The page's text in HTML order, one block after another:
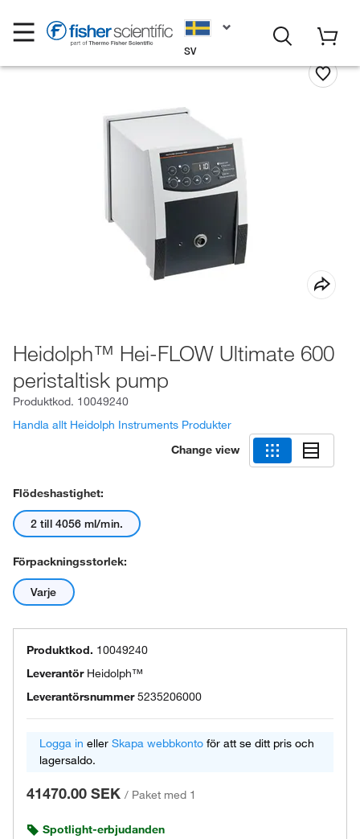
SV
Heidolph™ Hei-FLOW Ultimate 600
peristaltisk pump
Produktkod. 10049240
Handla allt Heidolph Instruments Produkter
Change view
Flödeshastighet:
2 till 4056 ml/min.
Förpackningsstorlek:
Varje
Produktkod. 10049240
Leverantör Heidolph™
Leverantörsnummer 5235206000
Logga in eller Skapa webbkonto för att se ditt pris och
lagersaldo.
41470.00 SEK / Paket med 1
Spotlight-erbjudanden